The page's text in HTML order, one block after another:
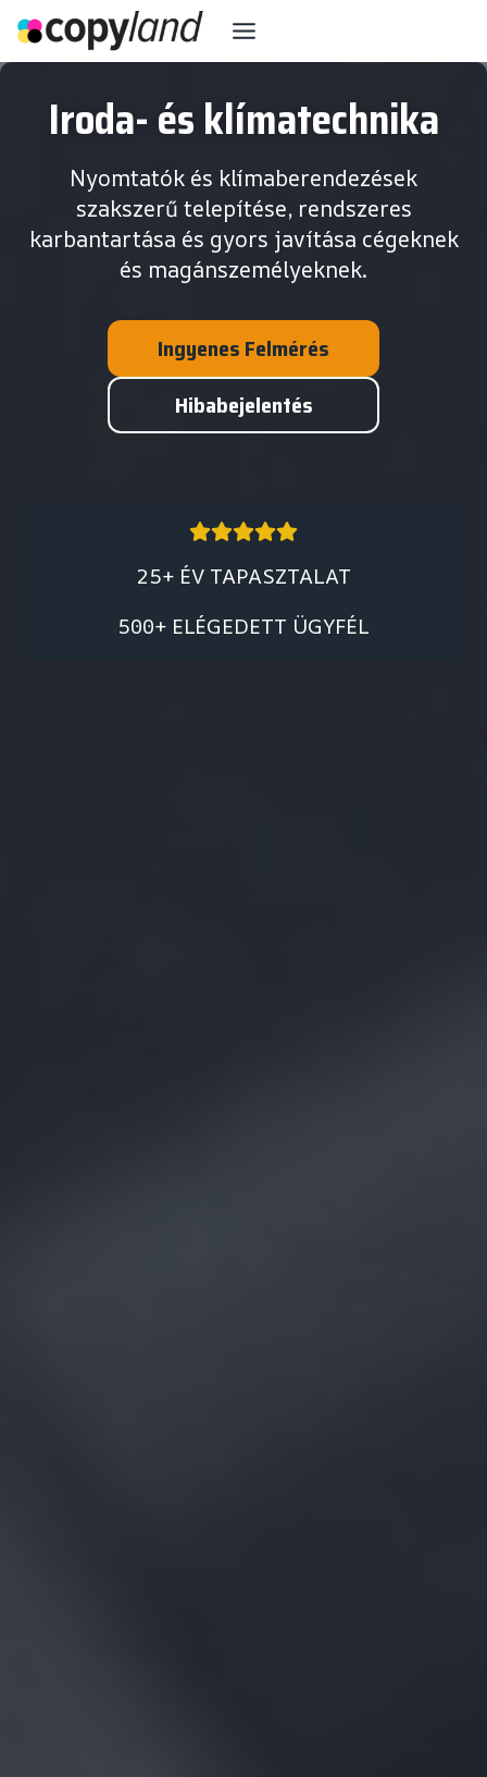
content
Iroda- és klímatechnika
Nyomtatók és klímaberendezések
szakszerű telepítése, rendszeres
karbantartása és gyors javítása cégeknek
és magánszemélyeknek.
Ingyenes Felmérés
Hibabejelentés
25+ ÉV TAPASZTALAT
500+ ELÉGEDETT ÜGYFÉL